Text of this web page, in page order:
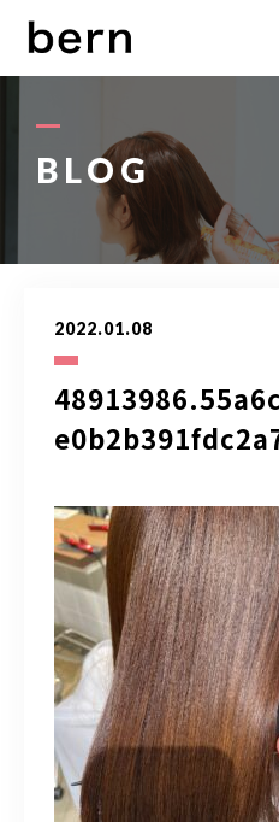
BLOG
2022.01.08
bern 06-
TERMINAL bern 06-6136-6633
ご予